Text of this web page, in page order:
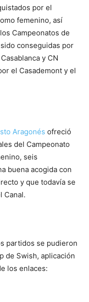
por el
femenino, así
Campeonatos de
conseguidas por
y CN
el Casademont y el
Aragonés ofreció
del Campeonato
seis
buena acogida con
y que todavía se
Canal.
partidos se pudieron
de Swish, aplicación
los enlaces: